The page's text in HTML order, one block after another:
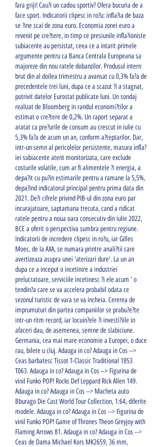
fara griji! Cau?i un cadou sportiv? Ofera bucuria de a
face sport. Indicatorii clipesc in ro?u: infla?ia de baza
se ?ine scai de zona euro. Economia zonei euro a
revenit pe cre?tere, in timp ce presiunile infla?ioniste
subiacente au persistat, ceea ce a intarit primele
argumente pentru ca Banca Centrala Europeana sa
majoreze din nou ratele dobanzilor. Produsul intern
brut din al doilea trimestru a avansat cu 0,3% fa?a de
precedentele trei luni, dupa ce a scazut ?i a stagnat,
potrivit datelor Eurostat publicate luni. Un sondaj
realizat de Bloomberg in randul economi?tilor a
estimat o cre?tere de 0,2%. Un raport separat a
aratat ca pre?urile de consum au crescut in iulie cu
5,3% fa?a de acum un an, conform a?teptarilor. Dar,
intr-un semn al pericolelor persistente, masura infla?
iei subiacente atent monitorizata, care exclude
costurile volatile, cum ar fi alimentele ?i energia, a
depa?it cu pu?in estimarile pentru a ramane la 5,5%,
depa?ind indicatorul principal pentru prima data din
2021. De?i cifrele privind PIB-ul din zona euro par
incurajatoare, saptamana trecuta, cand a ridicat
ratele pentru a noua oara consecutiv din iulie 2022,
BCE a oferit o perspectiva sumbra pentru regiune.
Indicatorii de incredere clipesc in ro?u, iar Gilles
Moec, de la AXA, se numara printre anali?tii care
avertizeaza asupra unei 'aterizari dure'. La un an
dupa ce a inceput o incetinire a industriei
prelucratoare, serviciile incetinesc ?i ele acum ' o
tendin?a care se va accelera probabil odata ce
sezonul turistic de vara se va incheia. Cererea de
imprumuturi din partea companiilor se prabu?e?te
intr-un ritm record, iar locuin?ele ?i investi?iile in
afaceri dau, de asemenea, semne de slabiciune.
Germania, cea mai mare economie a Europei, o duce
rau, bilete u cluj. Adauga in co? Adauga in Cos -->
Ceas barbatesc Tissot T-Classic Traditional 1853
T063. Adauga in co? Adauga in Cos --> Figurina de
vinil Funko POP! Rocks Def Leppard Rick Allen 149.
Adauga in co? Adauga in Cos --> Macheta auto
Bburago Die Cast World Tour Collection, 1:64, diferite
modele. Adauga in co? Adauga in Cos --> Figurina de
vinil Funko POP! Game of Thrones Theon Greyjoy with
Flaming Arrows 81. Adauga in co? Adauga in Cos -->
Ceas de Dama Michael Kors MK2659, 36 mm,